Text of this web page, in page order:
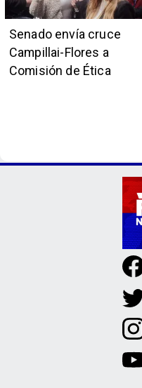
Senado envía cruce
Campillai-Flores a
Comisión de Ética